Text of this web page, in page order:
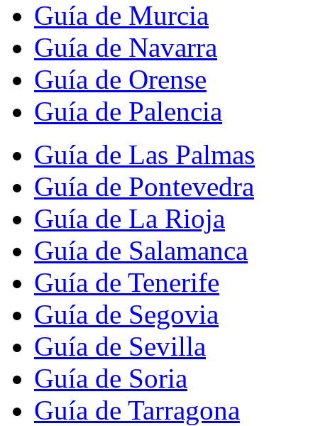
Guía de Murcia
Guía de Navarra
Guía de Orense
Guía de Palencia
Guía de Las Palmas
Guía de Pontevedra
Guía de La Rioja
Guía de Salamanca
Guía de Tenerife
Guía de Segovia
Guía de Sevilla
Guía de Soria
Guía de Tarragona